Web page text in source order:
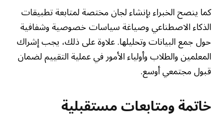
كما ينصح الخبراء بإنشاء لجان مختصة لمتابعة تطبيقات
الذكاء الاصطناعي وصياغة سياسات خصوصية وشفافية
حول جمع البيانات وتحليلها. علاوة على ذلك، يجب إشراك
المعلمين والطلاب وأولياء الأمور في عملية التقييم لضمان
قبول مجتمعي أوسع.
خاتمة ومتابعات مستقبلية